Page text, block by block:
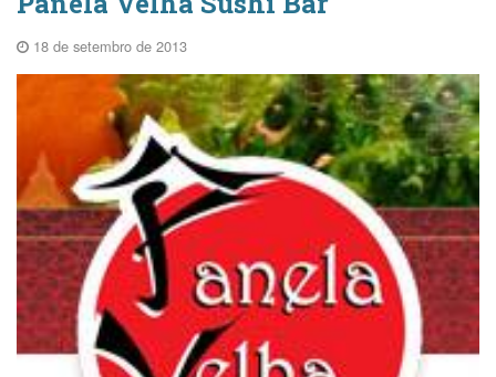
18 de setembro de 2013